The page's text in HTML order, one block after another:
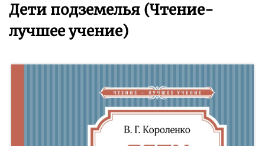
Дети подземелья (Чтение-
лучшее учение)